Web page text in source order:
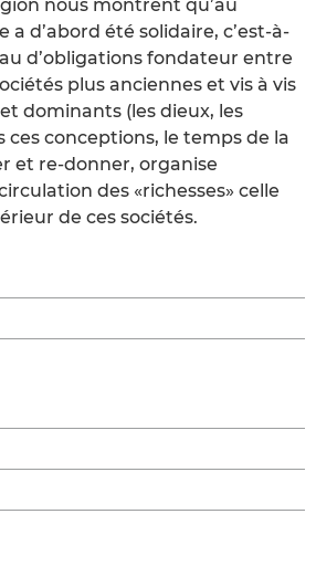
nous montrent qu’au
a d’abord été solidaire, c’est-à-
d’obligations fondateur entre
plus anciennes et vis à vis
dominants (les dieux, les
ces conceptions, le temps de la
et re-donner, organise
des «richesses» celle
de ces sociétés.